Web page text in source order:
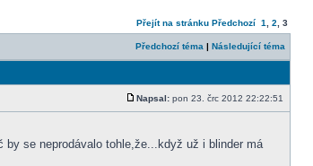
Přejít na stránku Předchozí 1 2 3
Předchozí téma | Následující téma
Napsal: pon 23. črc 2012 22:22:51
by se neprodávalo tohle,že...když už i blinder má